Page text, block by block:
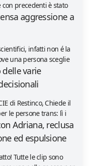
con precedenti è stato
aggressione a
infatti non é la
una persona sceglie
varie
di Restinco, Chiede il
le persone trans: lì i
Adriana, reclusa
ed espulsione
Tutte le clip sono